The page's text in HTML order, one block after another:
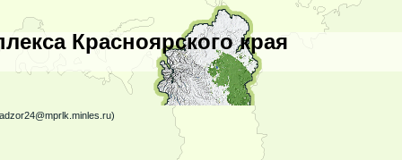
Красноярского края